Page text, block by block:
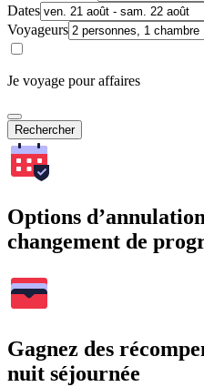
Dates
Voyageurs
Je voyage pour affaires
Rechercher
Options
changement de
Gagnez des
nuit séjournée